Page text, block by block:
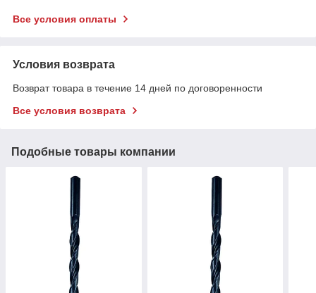
Все условия оплаты
Условия возврата
Возврат товара в течение 14 дней по договоренности
Все условия возврата
Подобные товары компании